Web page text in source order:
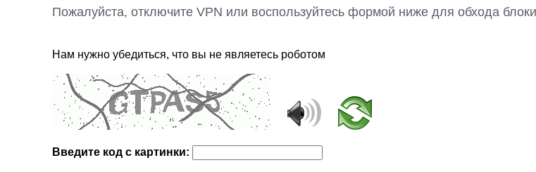
Пожалуйста, отключите VPN или воспользуйтесь формой ниже для обхода
Нам нужно убедиться, что вы не являетесь роботом
Введите код с картинки: